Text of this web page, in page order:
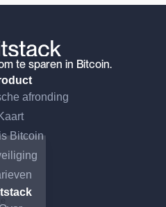
te sparen in Bitcoin.
afronding
Bitcoin